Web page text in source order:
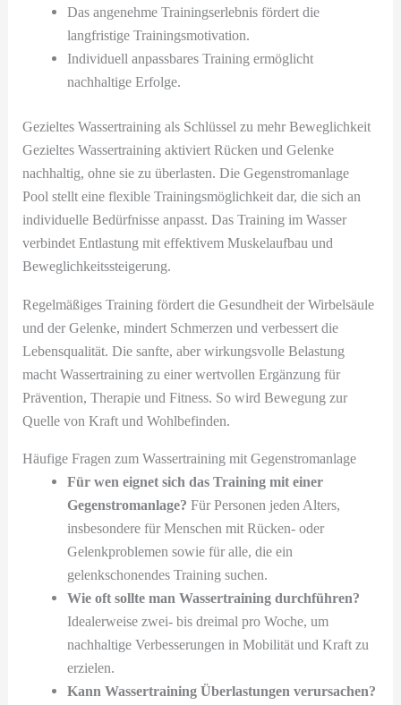
Das angenehme Trainingserlebnis fördert die
langfristige Trainingsmotivation.
Individuell anpassbares Training ermöglicht
nachhaltige Erfolge.
Gezieltes Wassertraining als Schlüssel zu mehr Beweglichkeit
Gezieltes Wassertraining aktiviert Rücken und Gelenke
nachhaltig, ohne sie zu überlasten. Die Gegenstromanlage
Pool stellt eine flexible Trainingsmöglichkeit dar, die sich an
individuelle Bedürfnisse anpasst. Das Training im Wasser
verbindet Entlastung mit effektivem Muskelaufbau und
Beweglichkeitssteigerung.
Regelmäßiges Training fördert die Gesundheit der Wirbelsäule
und der Gelenke, mindert Schmerzen und verbessert die
Lebensqualität. Die sanfte, aber wirkungsvolle Belastung
macht Wassertraining zu einer wertvollen Ergänzung für
Prävention, Therapie und Fitness. So wird Bewegung zur
Quelle von Kraft und Wohlbefinden.
Häufige Fragen zum Wassertraining mit Gegenstromanlage
Für wen eignet sich das Training mit einer
Gegenstromanlage? Für Personen jeden Alters,
insbesondere für Menschen mit Rücken- oder
Gelenkproblemen sowie für alle, die ein
gelenkschonendes Training suchen.
Wie oft sollte man Wassertraining durchführen?
Idealerweise zwei- bis dreimal pro Woche, um
nachhaltige Verbesserungen in Mobilität und Kraft zu
erzielen.
Kann Wassertraining Überlastungen verursachen?